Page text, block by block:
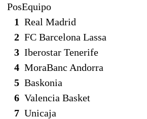
PosEquipo
1 Real Madrid
2 FC Barcelona Lassa
3 Iberostar Tenerife
4 MoraBanc Andorra
5 Baskonia
6 Valencia Basket
7 Unicaja